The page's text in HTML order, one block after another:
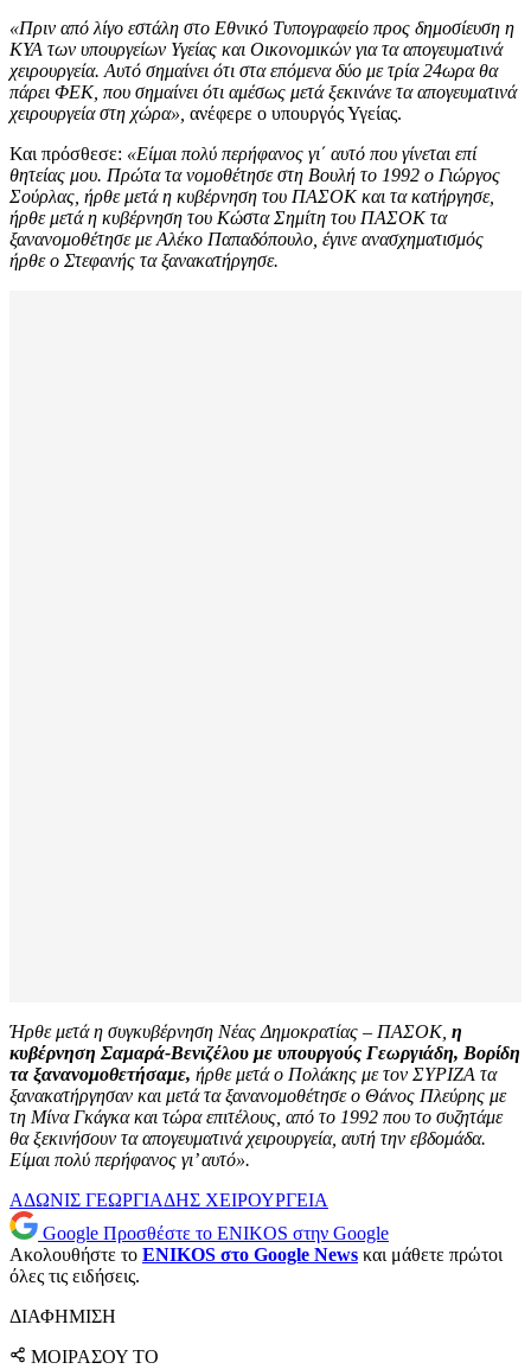
«Πριν από λίγο εστάλη στο Εθνικό Τυπογραφείο προς δημοσίευση η
ΚΥΑ των υπουργείων Υγείας και Οικονομικών για τα απογευματινά
χειρουργεία. Αυτό σημαίνει ότι στα επόμενα δύο με τρία 24ωρα θα
πάρει ΦΕΚ, που σημαίνει ότι αμέσως μετά ξεκινάνε τα απογευματινά
χειρουργεία στη χώρα», ανέφερε ο υπουργός Υγείας.
Και πρόσθεσε: «Είμαι πολύ περήφανος γι΄ αυτό που γίνεται επί
θητείας μου. Πρώτα τα νομοθέτησε στη Βουλή το 1992 ο Γιώργος
Σούρλας, ήρθε μετά η κυβέρνηση του ΠΑΣΟΚ και τα κατήργησε,
ήρθε μετά η κυβέρνηση του Κώστα Σημίτη του ΠΑΣΟΚ τα
ξανανομοθέτησε με Αλέκο Παπαδόπουλο, έγινε ανασχηματισμός
ήρθε ο Στεφανής τα ξανακατήργησε.
Ήρθε μετά η συγκυβέρνηση Νέας Δημοκρατίας – ΠΑΣΟΚ, η
κυβέρνηση Σαμαρά-Βενιζέλου με υπουργούς Γεωργιάδη, Βορίδη
τα ξανανομοθετήσαμε, ήρθε μετά ο Πολάκης με τον ΣΥΡΙΖΑ τα
ξανακατήργησαν και μετά τα ξανανομοθέτησε ο Θάνος Πλεύρης με
τη Μίνα Γκάγκα και τώρα επιτέλους, από το 1992 που το συζητάμε
θα ξεκινήσουν τα απογευματινά χειρουργεία, αυτή την εβδομάδα.
Είμαι πολύ περήφανος γι’ αυτό».
ΑΔΩΝΙΣ ΓΕΩΡΓΙΑΔΗΣ ΧΕΙΡΟΥΡΓΕΙΑ
Google Προσθέστε το ENIKOS στην Google
Ακολουθήστε το ENIKOS στο Google News και μάθετε πρώτοι
όλες τις ειδήσεις.
ΔΙΑΦΗΜΙΣΗ
ΜΟΙΡΑΣΟΥ ΤΟ